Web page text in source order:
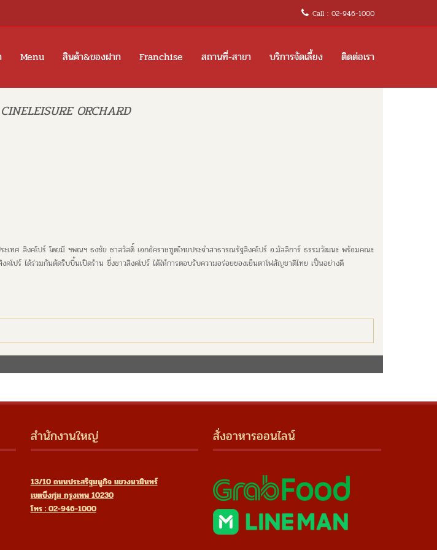
Call : 02-946-1000
Menu สินค้า&ของฝาก Franchise สถานที่-สาขา บริการจัดเลี้ยง ติดต่อเรา
ORCHARD
ะเทศ สิงคโปร์ โดยมี ฯพณฯ ธงชัย ชาสวัสดิ์ เอกอัคราชฑูตไทยประจำสาธารณรัฐสิงคโปร์ อ.มัลลิการ์ ธรรมวัฒนะ พร้อมคณะ
ร์ ได้ร่วมกันตัดริบบิ้นเปิดร้าน ซึ่งชาวสิงคโปร์ ได้ให้การตอบรับความอร่อยของเย็นตาโฟสัญชาติไทย เป็นอย่างดี
สำนักงานใหญ่
13/10 ถนนประสริฐมนูกิจ แขวงนวมินทร์
เขตบึงกุ่ม กรุงเทพ 10230
โทร : 02-946-1000
สั่งอาหารออนไลน์